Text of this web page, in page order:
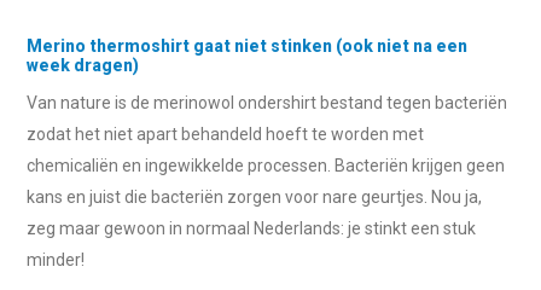
Merino thermoshirt gaat niet stinken (ook niet na een
week dragen)
Van nature is de merinowol ondershirt bestand tegen bacteriën
zodat het niet apart behandeld hoeft te worden met
chemicaliën en ingewikkelde processen. Bacteriën krijgen geen
kans en juist die bacteriën zorgen voor nare geurtjes. Nou ja,
zeg maar gewoon in normaal Nederlands: je stinkt een stuk
minder!